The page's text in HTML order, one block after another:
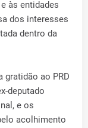
às entidades
dos interesses
dentro da
gratidão ao PRD
deputado
e os
acolhimento